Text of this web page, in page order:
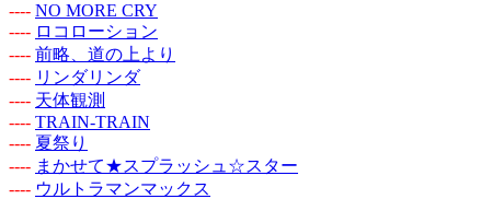
---- NO MORE CRY
---- ロコローション
---- 前略、道の上より
---- リンダリンダ
---- 天体観測
---- TRAIN-TRAIN
---- 夏祭り
---- まかせて★スプラッシュ☆スター
---- ウルトラマンマックス